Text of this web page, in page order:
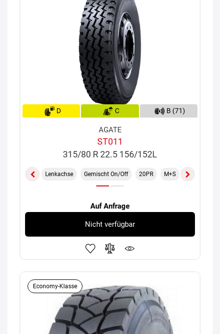
D C B (71)
AGATE
ST011
315/80 R 22.5 156/152L
Lenkachse Gemischt On/Off 20PR M+S TL
Auf Anfrage
Nicht verfügbar
Economy-Klasse